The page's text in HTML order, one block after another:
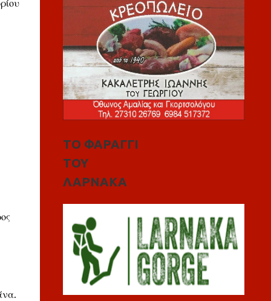
ΤΟ ΦΑΡΑΓΓΙ
ΤΟΥ
ΛΑΡΝΑΚΑ